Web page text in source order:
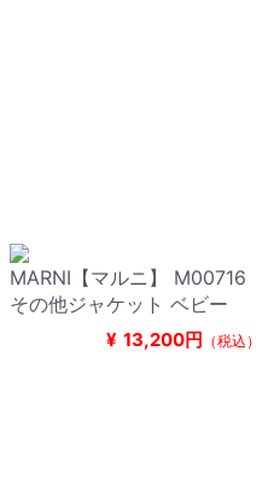
MARNI【マルニ】 M00716
その他ジャケット ベビー
¥ 13,200円 （税込）